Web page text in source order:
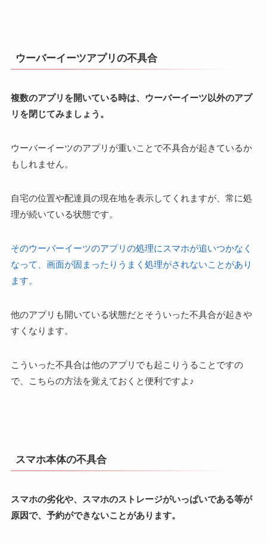
ウーバーイーツアプリの不具合
複数のアプリを開いている時は、ウーバーイーツ以外のアプ
リを閉じてみましょう。
ウーバーイーツのアプリが重いことで不具合が起きているか
もしれません。
自宅の位置や配達員の現在地を表示してくれますが、常に処
理が続いている状態です。
そのウーバーイーツのアプリの処理にスマホが追いつかなく
なって、画面が固まったりうまく処理がされないことがあり
ます。
他のアプリも開いている状態だとそういった不具合が起きや
すくなります。
こういった不具合は他のアプリでも起こりうることですの
で、こちらの方法を覚えておくと便利ですよ ♪
スマホ本体の不具合
スマホの劣化や、スマホのストレージがいっぱいである等が
原因で、予約ができないことがあります。